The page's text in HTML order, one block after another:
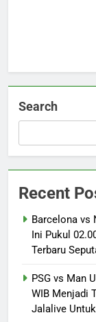
Search
Recent
Barcelona vs
Ini Pukul
Terbaru
PSG vs Man
WIB Menjadi
Jalalive